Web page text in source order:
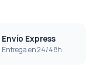
Envío Express
Entrega en 24/48h